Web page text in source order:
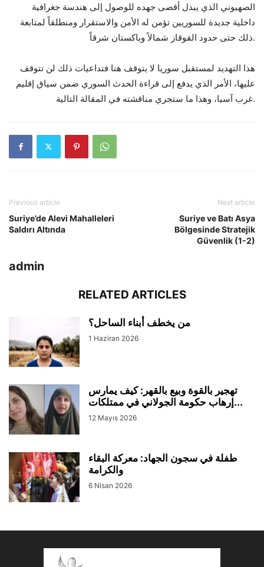
الصهيوني الذي يبذل أقصى جهده للوصول إلى هندسة جغرافية
داخلية جديدة للسوريين تؤمن له الأمن والاستقرار ومنطلقاً لمتابعة
ذلك حتى حدود القوقاز شمالاً وباكستان شرقاً.
هذا التهديد لمستقبل سوريا لا يتوقف هنا فتداعيات ذلك لن تتوقف
عليها، الأمر الذي يدفع إلى قراءة الحدث السوري ضمن سياق إقليم
غرب آسيا، وهذا ما ستجري مناقشته في المقالة التالية.
Previous article
Suriye’de Alevi Mahalleleri
Saldırı Altında
Next article
Suriye ve Batı Asya
Bölgesinde Stratejik
Güvenlik (1-2)
admin
RELATED ARTICLES
من يخطف أبناء الساحل؟
1 Haziran 2026
تهجير بالقوة وبيع بالقهر: كيف يمارس
إرهاب حكومة الجولاني في ممتلكات...
12 Mayıs 2026
طفلة في سجون الجهاد: معركة البقاء
والكرامة
6 Nisan 2026